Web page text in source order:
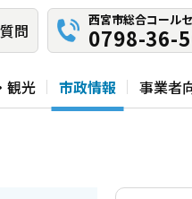
問
西宮市総合コール
0798-36-
観光 市政情報 事業者